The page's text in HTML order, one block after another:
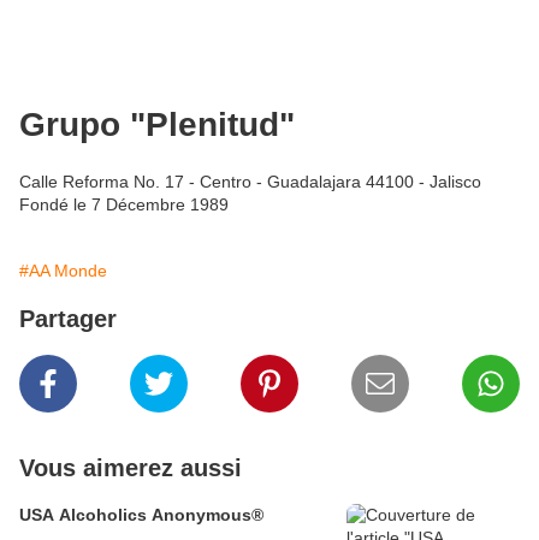
Grupo "Plenitud"
Calle Reforma No. 17 - Centro - Guadalajara 44100 - Jalisco
Fondé le 7 Décembre 1989
#AA Monde
Partager
Vous aimerez aussi
USA Alcoholics Anonymous®